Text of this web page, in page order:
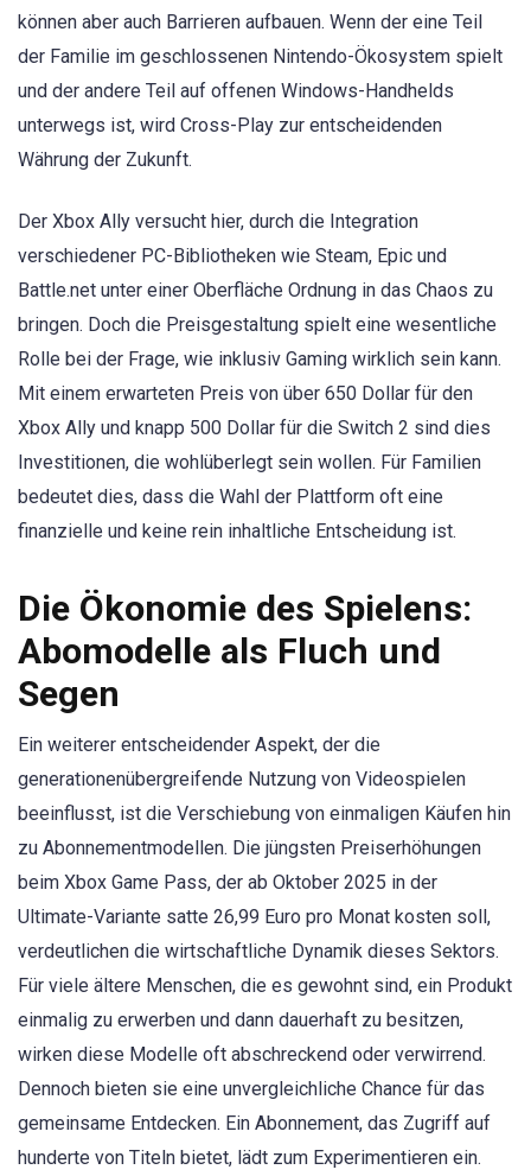
können aber auch Barrieren aufbauen. Wenn der eine Teil
der Familie im geschlossenen Nintendo-Ökosystem spielt
und der andere Teil auf offenen Windows-Handhelds
unterwegs ist, wird Cross-Play zur entscheidenden
Währung der Zukunft.
Der Xbox Ally versucht hier, durch die Integration
verschiedener PC-Bibliotheken wie Steam, Epic und
Battle.net unter einer Oberfläche Ordnung in das Chaos zu
bringen. Doch die Preisgestaltung spielt eine wesentliche
Rolle bei der Frage, wie inklusiv Gaming wirklich sein kann.
Mit einem erwarteten Preis von über 650 Dollar für den
Xbox Ally und knapp 500 Dollar für die Switch 2 sind dies
Investitionen, die wohlüberlegt sein wollen. Für Familien
bedeutet dies, dass die Wahl der Plattform oft eine
finanzielle und keine rein inhaltliche Entscheidung ist.
Die Ökonomie des Spielens:
Abomodelle als Fluch und
Segen
Ein weiterer entscheidender Aspekt, der die
generationenübergreifende Nutzung von Videospielen
beeinflusst, ist die Verschiebung von einmaligen Käufen hin
zu Abonnementmodellen. Die jüngsten Preiserhöhungen
beim Xbox Game Pass, der ab Oktober 2025 in der
Ultimate-Variante satte 26,99 Euro pro Monat kosten soll,
verdeutlichen die wirtschaftliche Dynamik dieses Sektors.
Für viele ältere Menschen, die es gewohnt sind, ein Produkt
einmalig zu erwerben und dann dauerhaft zu besitzen,
wirken diese Modelle oft abschreckend oder verwirrend.
Dennoch bieten sie eine unvergleichliche Chance für das
gemeinsame Entdecken. Ein Abonnement, das Zugriff auf
hunderte von Titeln bietet, lädt zum Experimentieren ein.